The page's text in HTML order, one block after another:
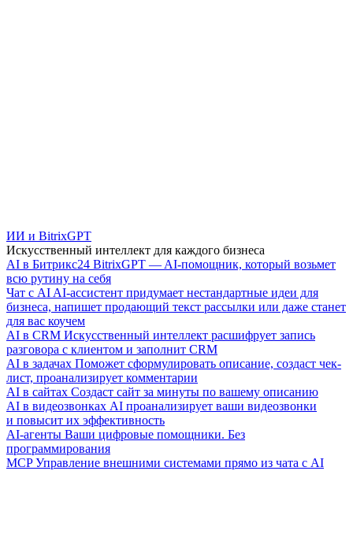
ИИ и BitrixGPT
Искусственный интеллект для каждого бизнеса
AI в Битрикс24 BitrixGPT — AI-помощник, который возьмет
всю рутину на себя
Чат с AI AI-ассистент придумает нестандартные идеи для
бизнеса, напишет продающий текст рассылки или даже станет
для вас коучем
AI в CRM Искусственный интеллект расшифрует запись
разговора с клиентом и заполнит CRM
AI в задачах Поможет сформулировать описание, создаст чек-
лист, проанализирует комментарии
AI в сайтах Создаст сайт за минуты по вашему описанию
AI в видеозвонках AI проанализирует ваши видеозвонки
и повысит их эффективность
AI-агенты Ваши цифровые помощники. Без
программирования
MCP Управление внешними системами прямо из чата с AI